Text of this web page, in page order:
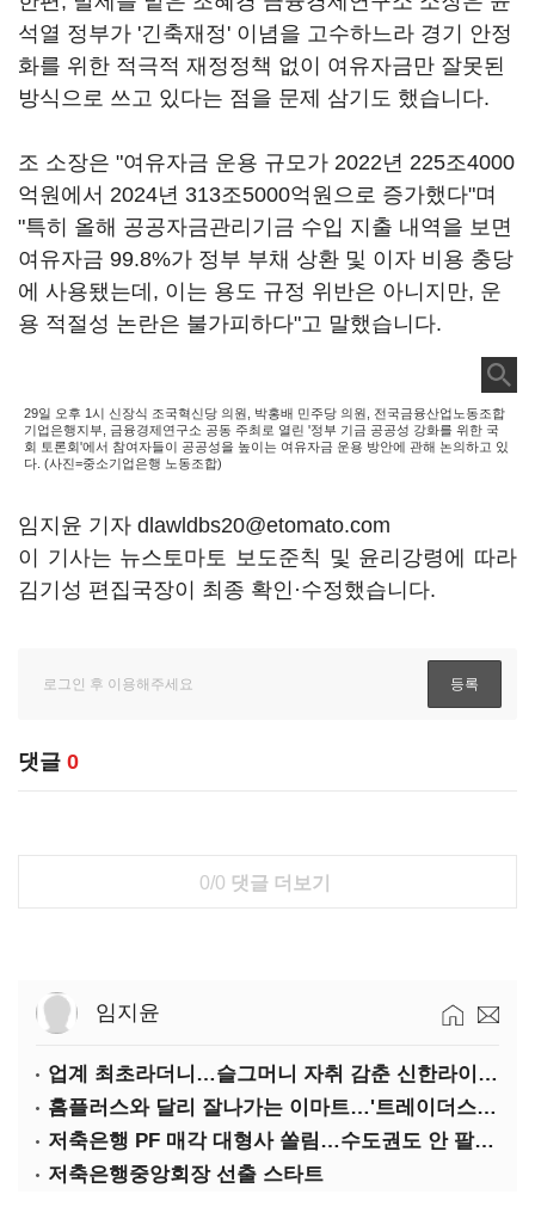
석열 정부가 '긴축재정' 이념을 고수하느라 경기 안정
화를 위한 적극적 재정정책 없이 여유자금만 잘못된
방식으로 쓰고 있다는 점을 문제 삼기도 했습니다.
조 소장은 "여유자금 운용 규모가 2022년 225조4000
억원에서 2024년 313조5000억원으로 증가했다"며
"특히 올해 공공자금관리기금 수입 지출 내역을 보면
여유자금 99.8%가 정부 부채 상환 및 이자 비용 충당
에 사용됐는데, 이는 용도 규정 위반은 아니지만, 운
용 적절성 논란은 불가피하다"고 말했습니다.
29일 오후 1시 신장식 조국혁신당 의원, 박홍배 민주당 의원, 전국금융산업노동조합
기업은행지부, 금융경제연구소 공동 주최로 열린 '정부 기금 공공성 강화를 위한 국
회 토론회'에서 참여자들이 공공성을 높이는 여유자금 운용 방안에 관해 논의하고 있
다. (사진=중소기업은행 노동조합)
임지윤 기자 dlawldbs20@etomato.com
이 기사는 뉴스토마토 보도준칙 및 윤리강령에 따라
김기성 편집국장이 최종 확인·수정했습니다.
댓글 0
0/0 댓글 더보기
임지윤
업계 최초라더니…슬그머니 자취 감춘 신한라이프 ‘상속증여연구소’
홈플러스와 달리 잘나가는 이마트…'트레이더스 삼성카드' 주목
저축은행 PF 매각 대형사 쏠림…수도권도 안 팔린다
저축은행중앙회장 선출 스타트